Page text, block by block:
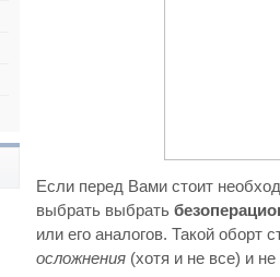
Если перед Вами стоит
выбрать выбрать
или его аналогов. Такой оборт
осложнения (хотя и не все) и